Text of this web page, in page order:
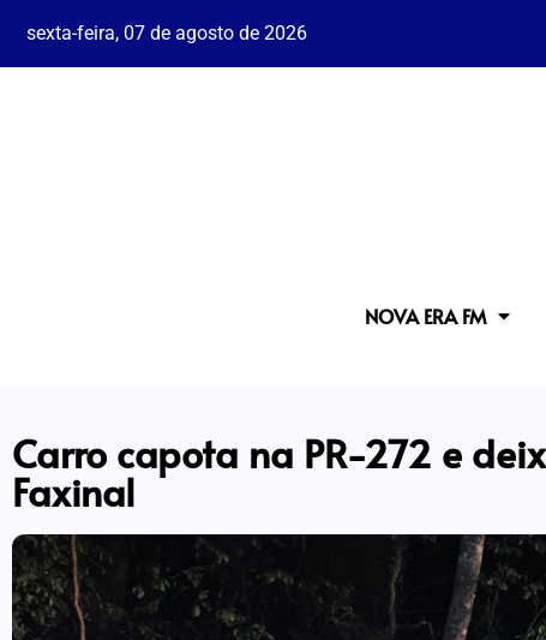
sexta-feira, 07 de agosto de 2026
NOVA ERA FM
Carro capota na PR-272 e
Faxinal